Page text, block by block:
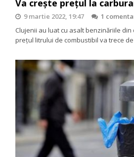
Va crește prețul la
9 martie 2022, 19:47
1
Clujenii au luat cu asalt benzinăriile din
prețul litrului de combustibil va trece